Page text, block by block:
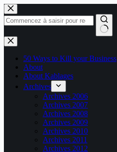
Passer
au
contenu
Aucun
résultat
50 Ways to Kill your Business
About
About Kablages
Archives
Archives 2006
Archives 2007
Archives 2008
Archives 2009
Archives 2010
Archives 2011
Archives 2012